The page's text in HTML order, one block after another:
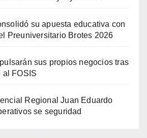
su apuesta educativa con
Preuniversitario Brotes 2026
sus propios negocios tras
al FOSIS
Regional Juan Eduardo
se seguridad